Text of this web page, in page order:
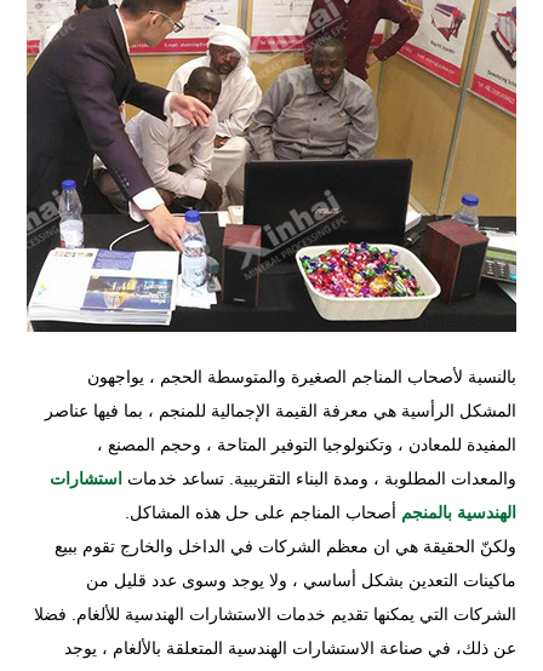
بالنسبة لأصحاب المناجم الصغيرة والمتوسطة الحجم ، يواجهون
المشكل الرأسية هي معرفة القيمة الإجمالية للمنجم ، بما فيها عناصر
المفيدة للمعادن ، وتكنولوجيا التوفير المتاحة ، وحجم المصنع ،
والمعدات المطلوبة ، ومدة البناء التقريبية. تساعد خدمات استشارات
الهندسية بالمنجم أصحاب المناجم على حل هذه المشاكل.
ولكنّ الحقيقة هي ان معظم الشركات في الداخل والخارج تقوم ببيع
ماكينات التعدين بشكل أساسي ، ولا يوجد وسوى عدد قليل من
الشركات التي يمكنها تقديم خدمات الاستشارات الهندسية للألغام. فضلا
عن ذلك، في صناعة الاستشارات الهندسية المتعلقة بالألغام ، يوجد